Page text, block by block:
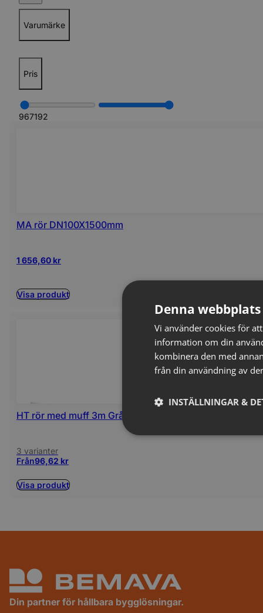
Varumärke
Pris
967192
MA rör DN100X1500mm
1 656,60 kr
Visa produkt
HT rör med muff 3m Grå LAG
3 varianter
Från96,62 kr
Visa produkt
Din partner för hållbara bygglösningar.
Denna
Vi använder cookies för
information om din
kombinera den med
från din användning av
INSTÄLLNINGAR &